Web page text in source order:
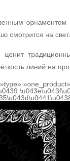
смотрится на
линий на